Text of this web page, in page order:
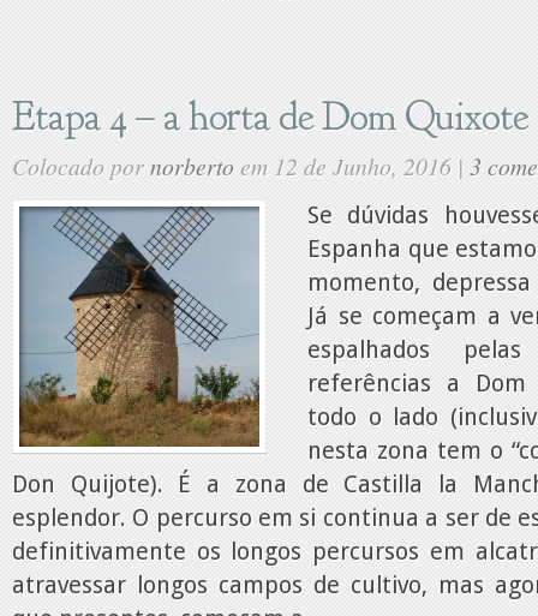
Etapa 4 – a horta de Dom Quixote
Colocado pornorberto em 12 de Junho, 2016 | 3
Se dúvidas
Espanha que
momento,
Já se começam a
espalhados
referências a
todo o lado
nesta zona tem o
Don Quijote). É a zona de Castilla la
esplendor. O percurso em si continua a ser de
definitivamente os longos percursos em
atravessar longos campos de cultivo, mas